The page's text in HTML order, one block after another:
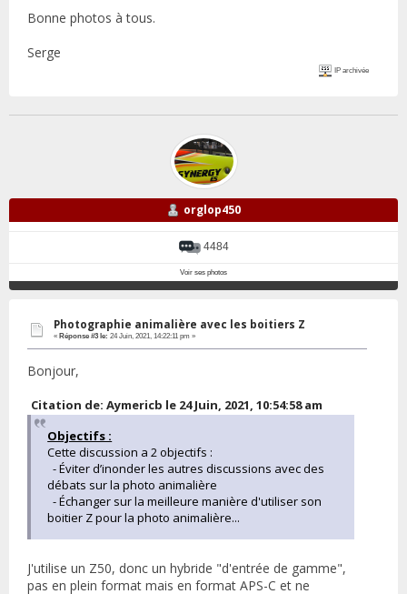
Bonne photos à tous.
Serge
IP archivée
orglop450
4484
Voir ses photos
Photographie animalière avec les boitiers Z
« Réponse #3 le: 24 Juin, 2021, 14:22:11 pm »
Bonjour,
Citation de: Aymericb le 24 Juin, 2021, 10:54:58 am
Objectifs :
Cette discussion a 2 objectifs :
- Éviter d’inonder les autres discussions avec des
débats sur la photo animalière
- Échanger sur la meilleure manière d'utiliser son
boitier Z pour la photo animalière...
J'utilise un Z50, donc un hybride "d'entrée de gamme",
pas en plein format mais en format APS-C et ne